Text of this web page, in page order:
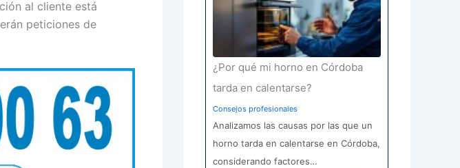
al cliente está
peticiones de
¿Por qué mi horno en Córdoba
tarda en calentarse?
Consejos profesionales
Analizamos las causas por las que un
horno tarda en calentarse en Córdoba,
considerando factores…